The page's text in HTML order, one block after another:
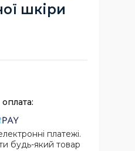
шкіри
платежі.
будь-який товар